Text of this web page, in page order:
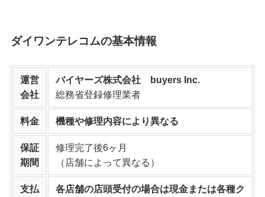
ダイワンテレコムの基本情報
運営
会社
バイヤーズ株式会社 buyers Inc.
総務省登録修理業者
料金 機種や修理内容により異なる
保証
期間
修理完了後6ヶ月
（店舗によって異なる）
支払 各店舗の店頭受付の場合は現金または各種ク